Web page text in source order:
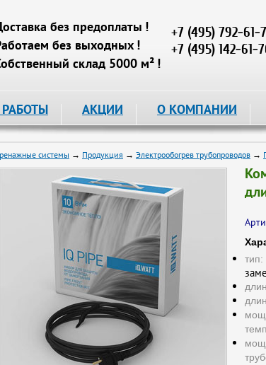
без предоплаты !
без выходных !
склад 5000 м² !
+7 (495) 792-61-
+7 (495) 142-61-
АКЦИИ О КОМПАНИИ
системы → Продукция → Электрообогрев трубопроводов →
тип: